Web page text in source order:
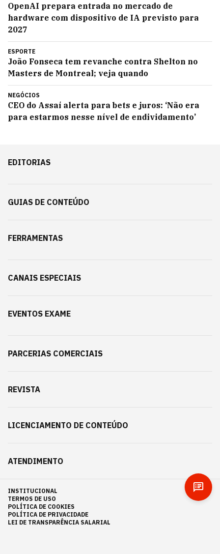
OpenAI prepara entrada no mercado de
hardware com dispositivo de IA previsto para
2027
ESPORTE
João Fonseca tem revanche contra Shelton no
Masters de Montreal; veja quando
NEGÓCIOS
CEO do Assaí alerta para bets e juros: ‘Não era
para estarmos nesse nível de endividamento’
EDITORIAS
GUIAS DE CONTEÚDO
FERRAMENTAS
CANAIS ESPECIAIS
EVENTOS EXAME
PARCERIAS COMERCIAIS
REVISTA
LICENCIAMENTO DE CONTEÚDO
ATENDIMENTO
INSTITUCIONAL
TERMOS DE USO
POLÍTICA DE COOKIES
POLÍTICA DE PRIVACIDADE
LEI DE TRANSPARÊNCIA SALARIAL